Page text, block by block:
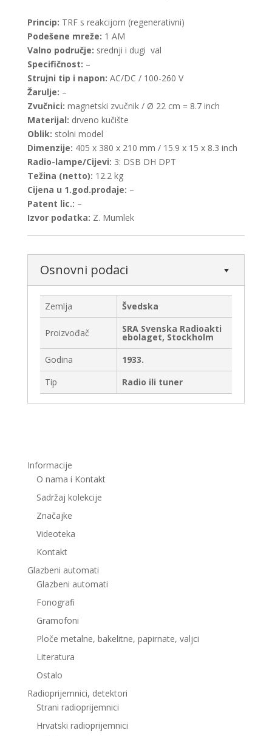
Princip: TRF s reakcijom (regenerativni)
Podešene mreže: 1 AM
Valno područje: srednji i dugi val
Specifičnost: –
Strujni tip i napon: AC/DC / 100-260 V
Žarulje: –
Zvučnici: magnetski zvučnik / Ø 22 cm = 8.7 inch
Materijal: drveno kučište
Oblik: stolni model
Dimenzije: 405 x 380 x 210 mm / 15.9 x 15 x 8.3 inch
Radio-lampe/Cijevi: 3: DSB DH DPT
Težina (netto): 12.2 kg
Cijena u 1.god.prodaje: –
Patent lic.: –
Izvor podatka: Z. Mumlek
Osnovni podaci
Zemlja Švedska
Proizvođač SRA Svenska Radioakti
ebolaget, Stockholm
Godina
1933.
Tip
Radio ili tuner
Informacije
O nama i Kontakt
Sadržaj kolekcije
Značajke
Videoteka
Kontakt
Glazbeni automati
Glazbeni automati
Fonografi
Gramofoni
Ploče metalne, bakelitne, papirnate, valjci
Literatura
Ostalo
Radioprijemnici, detektori
Strani radioprijemnici
Hrvatski radioprijemnici